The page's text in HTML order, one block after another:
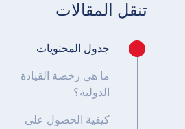
تنقل المقالات
جدول المحتويات
ما هي رخصة القيادة
الدولية؟
كيفية الحصول على